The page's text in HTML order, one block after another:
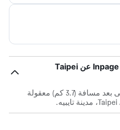
كم يبعد Inpage Hotel And Hostel عن Taipei
Inpage Hotel And Hostel على بعد مسافة (3.7 كم) معقولة